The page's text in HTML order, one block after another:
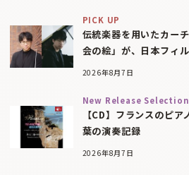
PICK UP
伝統楽器を用いたカー
会の絵」が、日本フィ
2026年8月7日
New Release Selection
【CD】フランスのピ
葉の演奏記録
2026年8月7日